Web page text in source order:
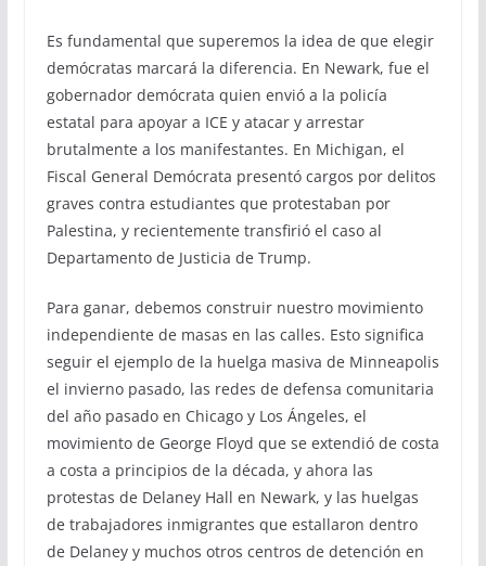
Es fundamental que superemos la idea de que elegir
demócratas marcará la diferencia. En Newark, fue el
gobernador demócrata quien envió a la policía
estatal para apoyar a ICE y atacar y arrestar
brutalmente a los manifestantes. En Michigan, el
Fiscal General Demócrata presentó cargos por delitos
graves contra estudiantes que protestaban por
Palestina, y recientemente transfirió el caso al
Departamento de Justicia de Trump.
Para ganar, debemos construir nuestro movimiento
independiente de masas en las calles. Esto significa
seguir el ejemplo de la huelga masiva de Minneapolis
el invierno pasado, las redes de defensa comunitaria
del año pasado en Chicago y Los Ángeles, el
movimiento de George Floyd que se extendió de costa
a costa a principios de la década, y ahora las
protestas de Delaney Hall en Newark, y las huelgas
de trabajadores inmigrantes que estallaron dentro
de Delaney y muchos otros centros de detención en